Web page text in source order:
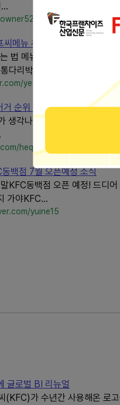
메뉴 추천
법 메뉴판 보니까 맛있는
다리박스 12...
yeonear
거 순위 TOP 7
생각나는 순간에 역시KFC가
heqkfkaxcv_0
백점 7월 오픈예정 소식
KFC동백점 오픈 예정! 드디
가야KFC...
yuine15
글로벌 BI 리뉴얼
(KFC)가 수년간 사용해온 로